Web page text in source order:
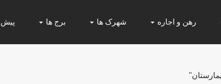
رهن و اجاره شهرک ها برج ها